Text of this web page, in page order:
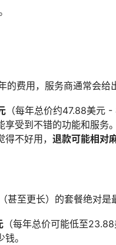
费用，服务商通常会给
（每年总价约47.88美元 -
享受到不错的功能和服务。
不好用， 退款可能相对
至更长）的套餐绝对是
（每年总价可能低至
。